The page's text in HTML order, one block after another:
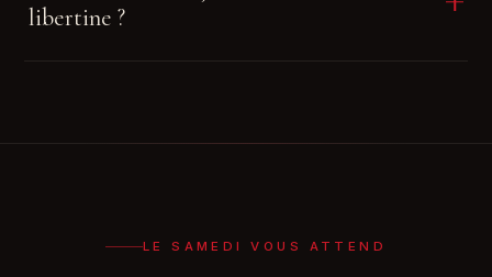
notre soirée la plus demandée.
libertine ?
LE SAMEDI VOUS ATTEND